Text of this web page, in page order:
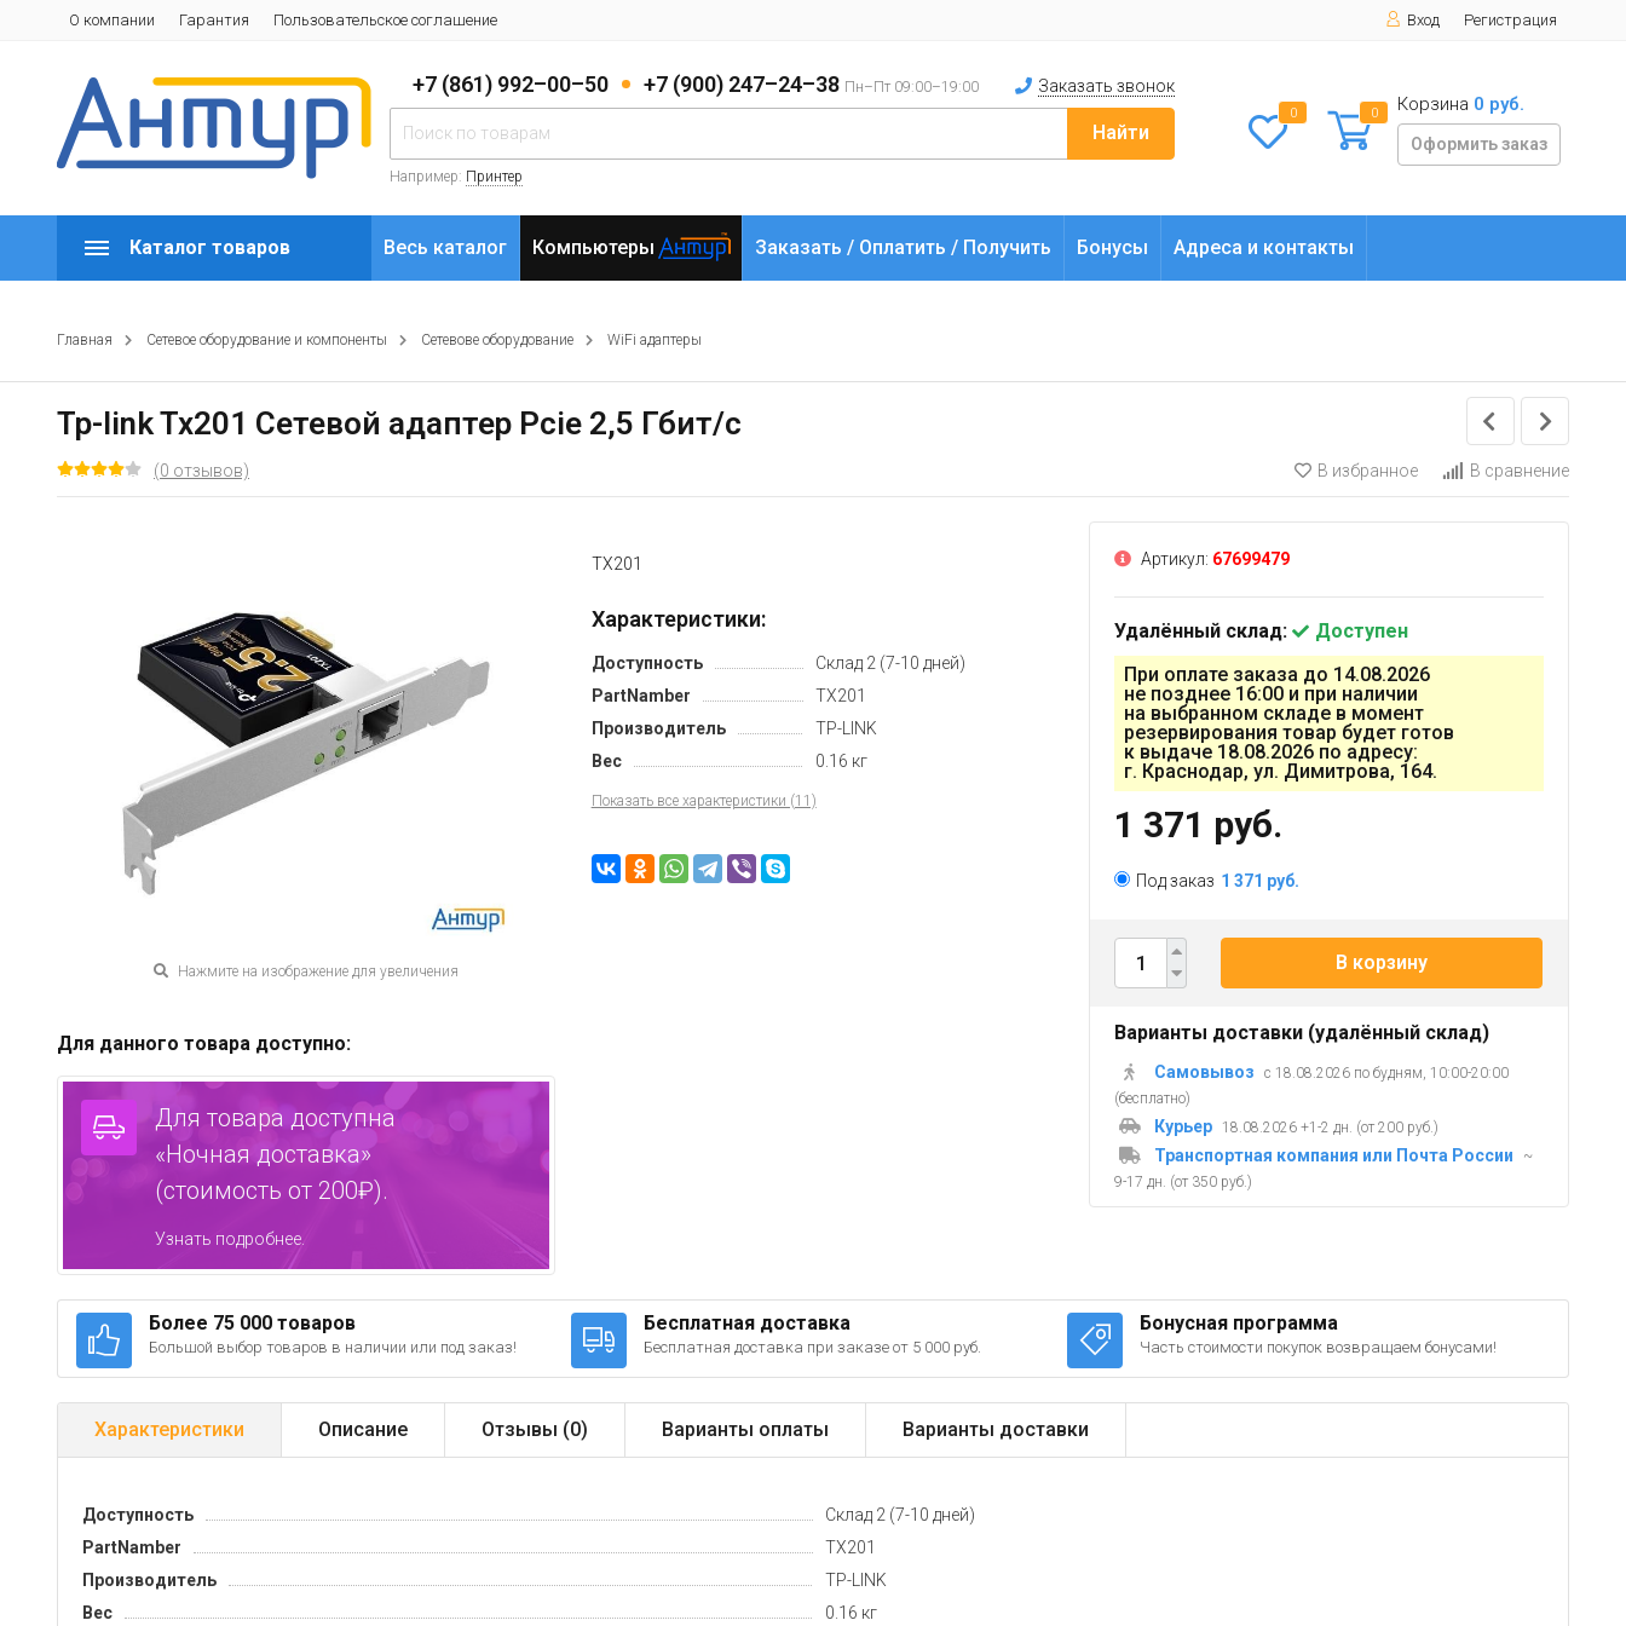
О компании Гарантия Пользовательское соглашение Вход Регистрация
+7 (861) 992–00–50 +7 (900) 247–24–38 Пн–Пт 09:00–19:00 Заказать звонок
Найти
Например: Принтер
0 0 Корзина 0 руб.
Оформить заказ
Каталог товаров Весь каталог Компьютеры Заказать / Оплатить / Получить Бонусы Адреса и контакты
Главная Сетевое оборудование и компоненты Сетевове оборудование WiFi адаптеры
Tp-link Tx201 Сетевой адаптер Pcie 2,5 Гбит/с
(0 отзывов) В избранное В сравнение
Нажмите на изображение для увеличения
TX201
Характеристики:
Доступность
Склад 2 (7-10 дней)
PartNamber
TX201
Производитель
TP-LINK
Вес
0.16 кг
Показать все характеристики (11)
Для данного товара доступно:
Для товара доступна
«Ночная доставка»
(стоимость от 200₽).
Узнать подробнее.
Артикул: 67699479
Удалённый склад:
Доступен
При оплате заказа до 14.08.2026
не позднее 16:00 и при наличии
на выбранном складе в момент
резервирования товар будет готов
к выдаче 18.08.2026 по адресу:
г. Краснодар, ул. Димитрова, 164.
1 371 руб.
Под заказ 1 371 руб.
В корзину
Варианты доставки (удалённый склад)
Самовывоз
с 18.08.2026 по будням, 10:00-20:00
(бесплатно)
Курьер 18.08.2026 +1-2 дн. (от 200 руб.)
Транспортная компания или Почта России
~
9-17 дн. (от 350 руб.)
Более 75 000 товаров
Большой выбор товаров в наличии или под заказ!
Бесплатная доставка
Бесплатная доставка при заказе от 5 000 руб.
Бонусная программа
Часть стоимости покупок возвращаем бонусами!
Характеристики Описание Отзывы (0) Варианты оплаты Варианты доставки
Доступность
Склад 2 (7-10 дней)
PartNamber
TX201
Производитель
TP-LINK
Вес
0.16 кг